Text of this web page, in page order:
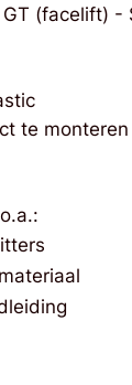
GT (facelift) -
te